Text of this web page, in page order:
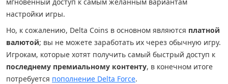
настройки игры.
Но, к сожалению, Delta Coins в основном являются платной
валютой; вы не можете заработать их через обычную игру.
Игрокам, которые хотят получить самый быстрый доступ к
последнему премиальному контенту, в конечном итоге
потребуется пополнение Delta Force.